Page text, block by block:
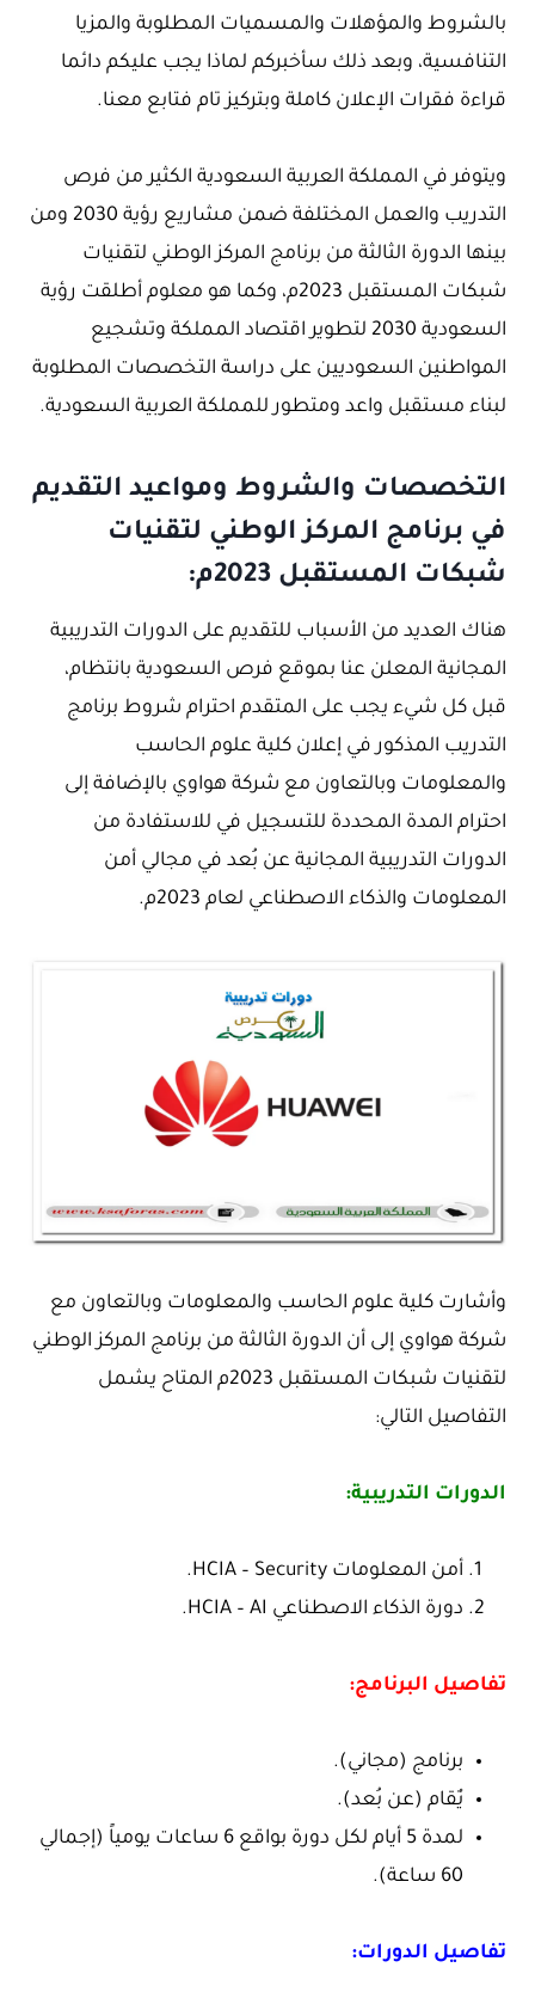
بالشروط والمؤهلات والمسميات المطلوبة والمزيا
التنافسية، وبعد ذلك سأخبركم لماذا يجب عليكم دائما
قراءة فقرات الإعلان كاملة وبتركيز تام فتابع معنا.
ويتوفر في المملكة العربية السعودية الكثير من فرص
التدريب والعمل المختلفة ضمن مشاريع رؤية 2030 ومن
بينها الدورة الثالثة من برنامج المركز الوطني لتقنيات
شبكات المستقبل 2023م، وكما هو معلوم أطلقت رؤية
السعودية 2030 لتطوير اقتصاد المملكة وتشجيع
المواطنين السعوديين على دراسة التخصصات المطلوبة
لبناء مستقبل واعد ومتطور للمملكة العربية السعودية.
التخصصات والشروط ومواعيد التقديم
في برنامج المركز الوطني لتقنيات
شبكات المستقبل 2023م:
هناك العديد من الأسباب للتقديم على الدورات التدريبية
المجانية المعلن عنا بموقع فرص السعودية بانتظام،
قبل كل شيء يجب على المتقدم احترام شروط برنامج
التدريب المذكور في إعلان كلية علوم الحاسب
والمعلومات وبالتعاون مع شركة هواوي بالإضافة إلى
احترام المدة المحددة للتسجيل في للاستفادة من
الدورات التدريبية المجانية عن بُعد في مجالي أمن
المعلومات والذكاء الاصطناعي لعام 2023م.
وأشارت كلية علوم الحاسب والمعلومات وبالتعاون مع
شركة هواوي إلى أن الدورة الثالثة من برنامج المركز الوطني
لتقنيات شبكات المستقبل 2023م المتاح يشمل
التفاصيل التالي:
الدورات التدريبية:
أمن المعلومات HCIA – Security.
دورة الذكاء الاصطناعي HCIA – AI.
تفاصيل البرنامج:
برنامج (مجاني).
يٌقام (عن بُعد).
لمدة 5 أيام لكل دورة بواقع 6 ساعات يومياً (إجمالي
60 ساعة).
تفاصيل الدورات: